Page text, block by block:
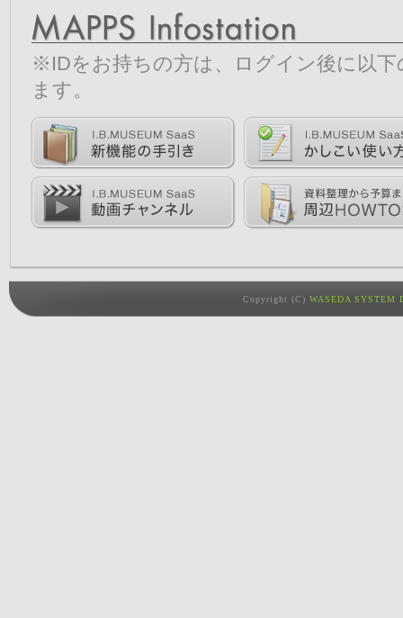
※IDをお持ちの方は、ログイン後に以
ます。
Copyright (C) WASEDA SYSTEM